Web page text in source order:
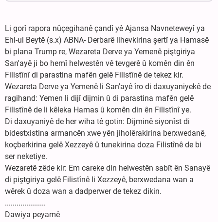
Li gorî rapora nûçegihanê çandî yê Ajansa Navneteweyî ya
Ehl-ul Beytê (s.x) ABNA- Derbarê lihevkirina şertî ya Hamasê
bi plana Trump re, Wezareta Derve ya Yemenê piştgiriya
San'ayê ji bo hemî helwestên vê tevgerê û komên din ên
Filistînî di parastina mafên gelê Filistînê de tekez kir.
Wezareta Derve ya Yemenê li San'ayê îro di daxuyaniyekê de
ragihand: Yemen li dijî dijmin û di parastina mafên gelê
Filistînê de li kêleka Hamas û komên din ên Filistînî ye.
Di daxuyaniyê de her wiha tê gotin: Dijminê siyonîst di
bidestxistina armancên xwe yên jiholêrakirina berxwedanê,
koçberkirina gelê Xezzeyê û tunekirina doza Filistînê de bi
ser neketiye.
Wezaretê zêde kir: Em careke din helwestên sabît ên Sanayê
di piştgiriya gelê Filistînê li Xezzeyê, berxwedana wan a
wêrek û doza wan a dadperwer de tekez dikin.
.....................
Dawiya peyamê